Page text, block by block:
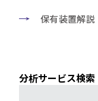
保有装置解説
分析サービス検索